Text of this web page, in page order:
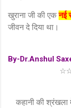
खुराना जी की एकनई
जीवन दे दिया था।
By-Dr.Anshul
कहानी की